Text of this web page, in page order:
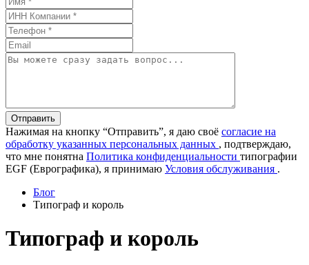
Отправить
Нажимая на кнопку “Отправить”, я даю своё согласие на
обработку указанных персональных данных , подтверждаю,
что мне понятна Политика конфиденциальности типографии
EGF (Еврографика), я принимаю Условия обслуживания .
Блог
Типограф и король
Типограф и король